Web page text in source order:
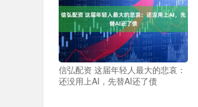
信弘配资 这届年轻人最大的悲哀：
还没用上AI，先替AI还了债